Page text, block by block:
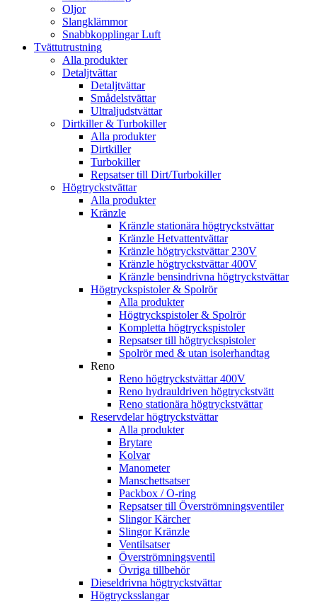
Oljor
Slangklämmor
Snabbkopplingar Luft
Tvättutrustning
Alla produkter
Detaljtvättar
Detaljtvättar
Smådelstvättar
Ultraljudstvättar
Dirtkiller & Turbokiller
Alla produkter
Dirtkiller
Turbokiller
Repsatser till Dirt/Turbokiller
Högtryckstvättar
Alla produkter
Kränzle
Kränzle stationära högtryckstvättar
Kränzle Hetvattentvättar
Kränzle högtryckstvättar 230V
Kränzle högtryckstvättar 400V
Kränzle bensindrivna högtryckstvättar
Högtryckspistoler & Spolrör
Alla produkter
Högtryckspistoler & Spolrör
Kompletta högtryckspistoler
Repsatser till högtryckspistoler
Spolrör med & utan isolerhandtag
Reno
Reno högtryckstvättar 400V
Reno hydrauldriven högtryckstvätt
Reno stationära högtryckstvättar
Reservdelar högtryckstvättar
Alla produkter
Brytare
Kolvar
Manometer
Manschettsatser
Packbox / O-ring
Repsatser till Överströmningsventiler
Slingor Kärcher
Slingor Kränzle
Ventilsatser
Överströmningsventil
Övriga tillbehör
Dieseldrivna högtryckstvättar
Högtrycksslangar